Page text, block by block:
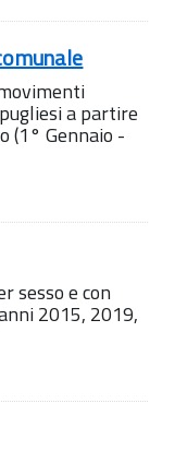
a partire
(1° Gennaio -
sesso e con
2015, 2019,